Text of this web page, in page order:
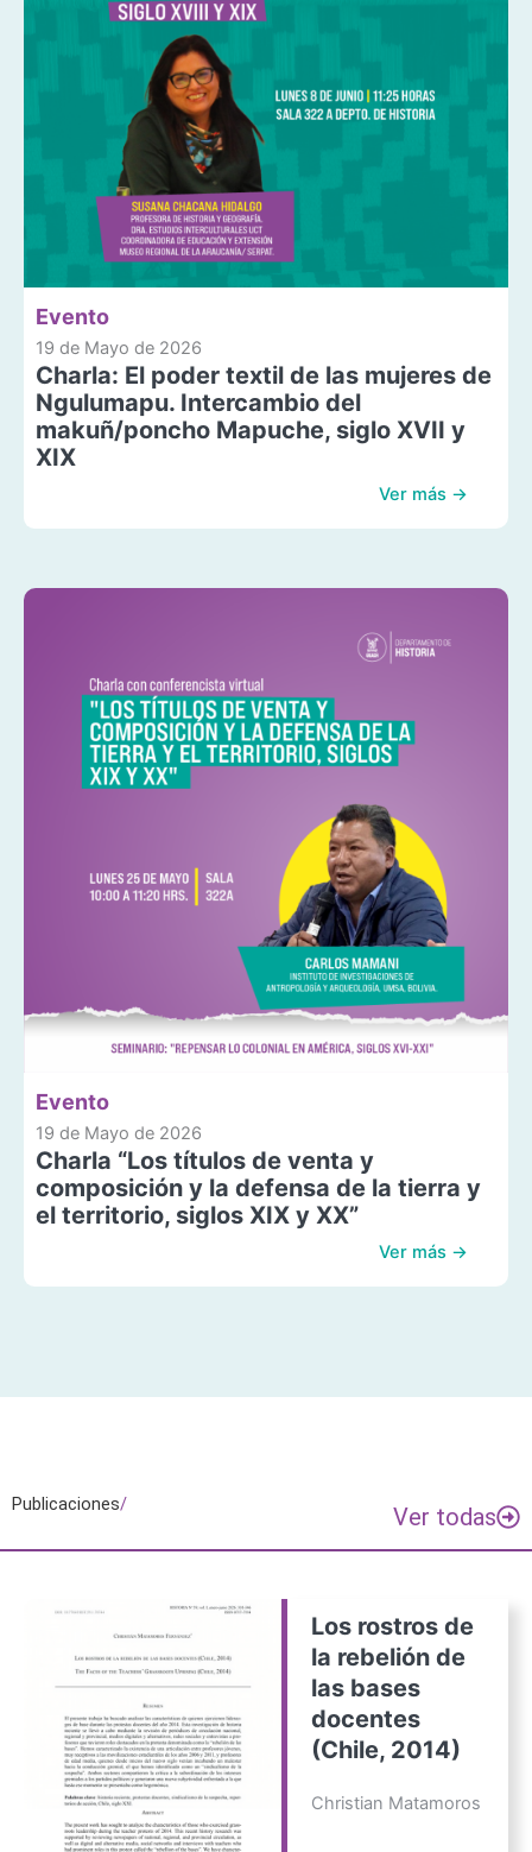
Evento
19 de Mayo de 2026
Charla: El poder textil de las mujeres de
Ngulumapu. Intercambio del
makuñ/poncho Mapuche, siglo XVII y
XIX
Ver más →
Evento
19 de Mayo de 2026
Charla “Los títulos de venta y
composición y la defensa de la tierra y
el territorio, siglos XIX y XX”
Ver más →
Publicaciones/ Ver todas
Los rostros de
la rebelión de
las bases
docentes
(Chile, 2014)
Christian Matamoros